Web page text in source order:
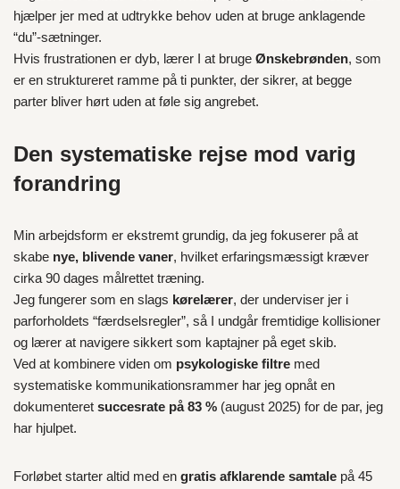
hjælper jer med at udtrykke behov uden at bruge anklagende
“du”-sætninger.
Hvis frustrationen er dyb, lærer I at bruge Ønskebrønden, som
er en struktureret ramme på ti punkter, der sikrer, at begge
parter bliver hørt uden at føle sig angrebet.
Den systematiske rejse mod varig
forandring
Min arbejdsform er ekstremt grundig, da jeg fokuserer på at
skabe nye, blivende vaner, hvilket erfaringsmæssigt kræver
cirka 90 dages målrettet træning.
Jeg fungerer som en slags kørelærer, der underviser jer i
parforholdets “færdselsregler”, så I undgår fremtidige kollisioner
og lærer at navigere sikkert som kaptajner på eget skib.
Ved at kombinere viden om psykologiske filtre med
systematiske kommunikationsrammer har jeg opnåt en
dokumenteret succesrate på 83 % (august 2025) for de par, jeg
har hjulpet.
Forløbet starter altid med en gratis afklarende samtale på 45